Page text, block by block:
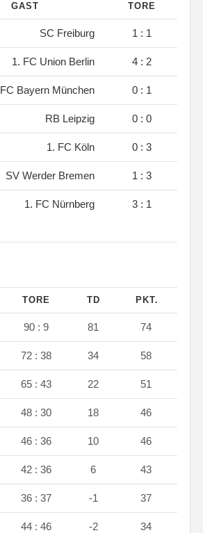
GAST TORE
SC Freiburg 1 : 1
1. FC Union Berlin 4 : 2
FC Bayern München 0 : 1
RB Leipzig 0 : 0
1. FC Köln 0 : 3
SV Werder Bremen 1 : 3
1. FC Nürnberg 3 : 1
TORE TD PKT.
90 : 9 81 74
72 : 38 34 58
65 : 43 22 51
48 : 30 18 46
46 : 36 10 46
42 : 36 6 43
36 : 37 -1 37
44 : 46 -2 34